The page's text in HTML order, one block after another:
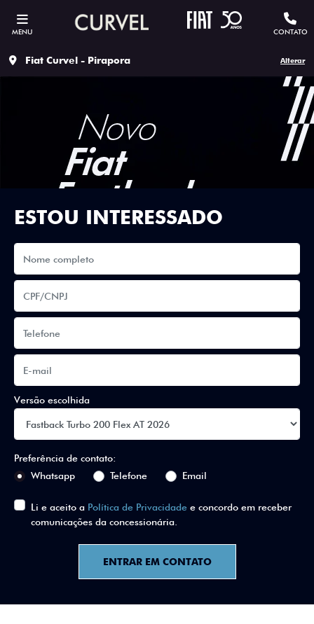
MENU CONTATO
Fiat Curvel - Pirapora Alterar
ESTOU INTERESSADO
Versão escolhida
Preferência de contato:
Whatsapp
Telefone Email
Li e aceito a Política de Privacidade e concordo em receber
comunicações da concessionária.
ENTRAR EM CONTATO